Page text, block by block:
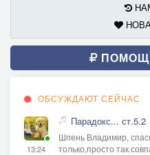
ОБСУЖДАЮТ СЕЙЧАС
13:24
Парадокс... ст.5.2
Шпень Владимир,
только,просто так